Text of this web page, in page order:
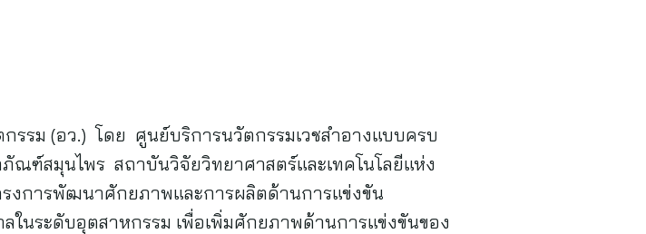
รม (อว.) โดย ศูนย์บริการนวัตกรรมเวชสำอางแบบครบ
ณฑ์สมุนไพร สถาบันวิจัยวิทยาศาสตร์และเทคโนโลยีแห่ง
รงการพัฒนาศักยภาพและการผลิตด้านการแข่งขัน
ในระดับอุตสาหกรรม เพื่อเพิ่มศักยภาพด้านการแข่งขันของ